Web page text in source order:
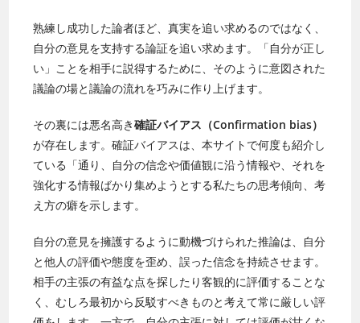
熟練し成功した論者ほど、真実を追い求めるのではなく、
自分の意見を支持する論証を追い求めます。「自分が正し
い」ことを相手に説得するために、そのように意図された
議論の場と議論の流れを巧みに作り上げます。
その裏には悪名高き確証バイアス（Confirmation bias）
が存在します。確証バイアスは、本サイトで何度も紹介し
ている「通り、自分の信念や価値観に沿う情報や、それを
強化する情報ばかり集めようとする私たちの思考傾向、考
え方の癖を示します。
自分の意見を擁護するように動機づけられた推論は、自分
と他人の評価や態度を歪め、誤った信念を持続させます。
相手の主張の有益な点を探したり客観的に評価することな
く、むしろ最初から反駁すべきものと考えて常に厳しい評